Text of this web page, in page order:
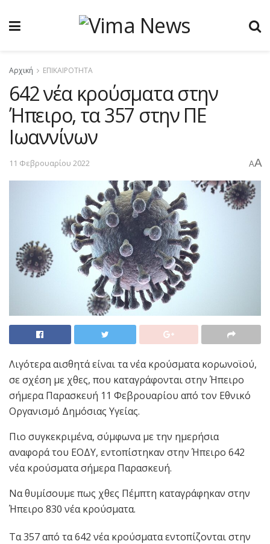
Αρχική ΕΠΙΚΑΙΡΟΤΗΤΑ
642 νέα κρούσματα στην
Ήπειρο, τα 357 στην ΠΕ
Ιωαννίνων
11 Φεβρουαρίου 2022 AA
Λιγότερα αισθητά είναι τα νέα κρούσματα κορωνοϊού,
σε σχέση με χθες, που καταγράφονται στην Ήπειρο
σήμερα Παρασκευή 11 Φεβρουαρίου από τον Εθνικό
Οργανισμό Δημόσιας Υγείας.
Πιο συγκεκριμένα, σύμφωνα με την ημερήσια
αναφορά του ΕΟΔΥ, εντοπίστηκαν στην Ήπειρο 642
νέα κρούσματα σήμερα Παρασκευή.
Να θυμίσουμε πως χθες Πέμπτη καταγράφηκαν στην
Ήπειρο 830 νέα κρούσματα.
Tα 357 από τα 642 νέα κρούσματα εντοπίζονται στην